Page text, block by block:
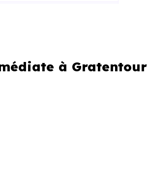
ou si vous souhaitez éviter
urgente
à Gratentour